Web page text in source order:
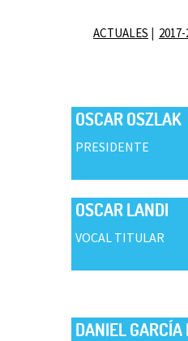
ACTUALES
OSCAR OSZLAK
PRESIDENTE
OSCAR LANDI
VOCAL TITULAR
DANIEL GARCÍA